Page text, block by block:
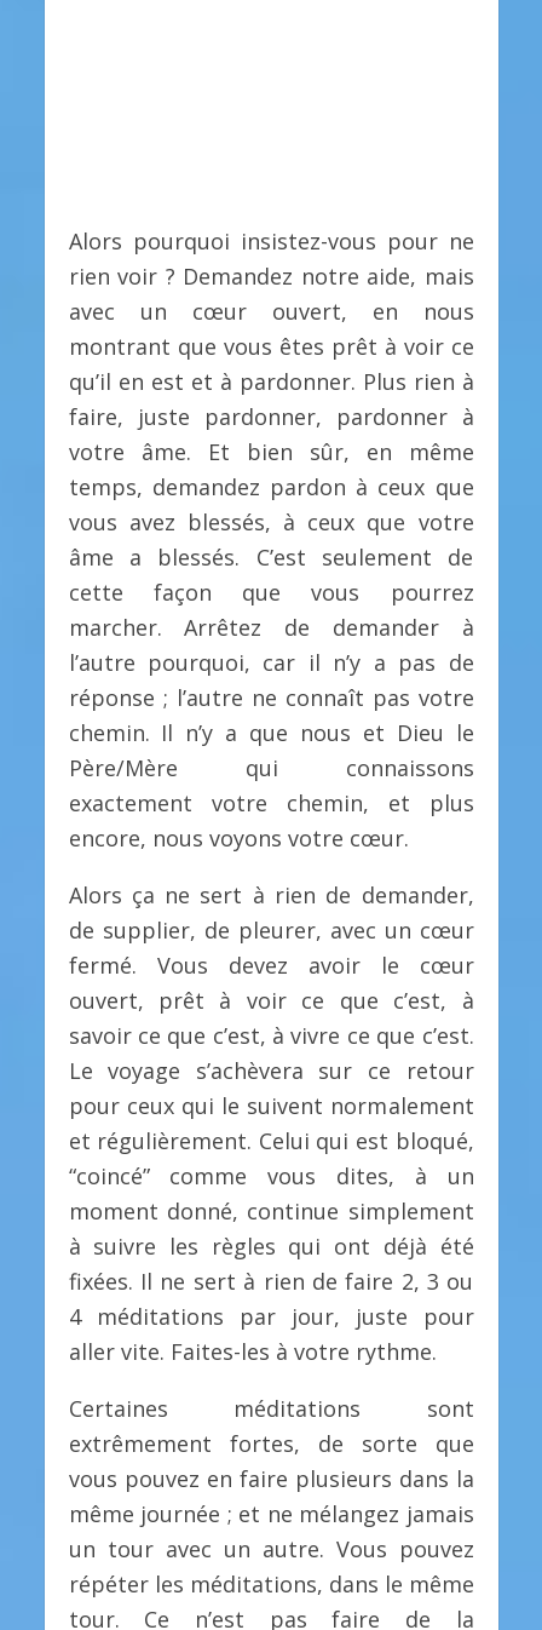
Alors pourquoi insistez-vous pour ne
rien voir ? Demandez notre aide, mais
avec un cœur ouvert, en nous
montrant que vous êtes prêt à voir ce
qu’il en est et à pardonner. Plus rien à
faire, juste pardonner, pardonner à
votre âme. Et bien sûr, en même
temps, demandez pardon à ceux que
vous avez blessés, à ceux que votre
âme a blessés. C’est seulement de
cette façon que vous pourrez
marcher. Arrêtez de demander à
l’autre pourquoi, car il n’y a pas de
réponse ; l’autre ne connaît pas votre
chemin. Il n’y a que nous et Dieu le
Père/Mère qui connaissons
exactement votre chemin, et plus
encore, nous voyons votre cœur.
Alors ça ne sert à rien de demander,
de supplier, de pleurer, avec un cœur
fermé. Vous devez avoir le cœur
ouvert, prêt à voir ce que c’est, à
savoir ce que c’est, à vivre ce que c’est.
Le voyage s’achèvera sur ce retour
pour ceux qui le suivent normalement
et régulièrement. Celui qui est bloqué,
“coincé” comme vous dites, à un
moment donné, continue simplement
à suivre les règles qui ont déjà été
fixées. Il ne sert à rien de faire 2, 3 ou
4 méditations par jour, juste pour
aller vite. Faites-les à votre rythme.
Certaines méditations sont
extrêmement fortes, de sorte que
vous pouvez en faire plusieurs dans la
même journée ; et ne mélangez jamais
un tour avec un autre. Vous pouvez
répéter les méditations, dans le même
tour. Ce n’est pas faire de la